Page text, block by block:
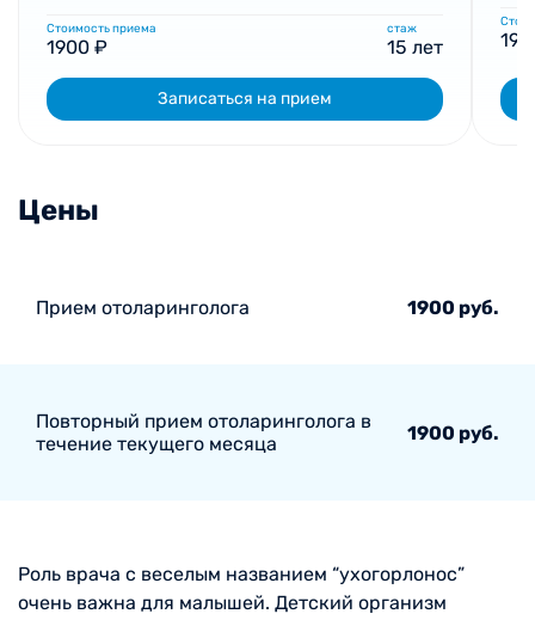
Стоимость приема
1900 ₽
стаж
15 лет
Записаться на прием
Цены
Прием отоларинголога 1900 руб.
Повторный прием отоларинголога в
течение текущего месяца
1900 руб.
Роль врача с веселым названием “ухогорлонос”
очень важна для малышей. Детский организм